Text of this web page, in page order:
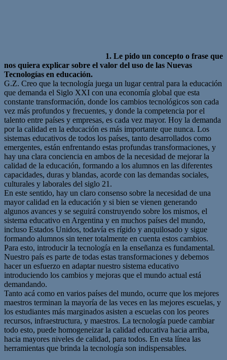
1. Le pido un concepto o frase que
nos quiera explicar sobre el valor del uso de las Nuevas
Tecnologías en educación.
G.Z. Creo que la tecnología juega un lugar central para la educación
que demanda el Siglo XXI con una economía global que esta
constante transformación, donde los cambios tecnológicos son cada
vez más profundos y frecuentes, y donde la competencia por el
talento entre países y empresas, es cada vez mayor. Hoy la demanda
por la calidad en la educación es más importante que nunca. Los
sistemas educativos de todos los países, tanto desarrollados como
emergentes, están enfrentando estas profundas transformaciones, y
hay una clara conciencia en ambos de la necesidad de mejorar la
calidad de la educación, formando a los alumnos en las diferentes
capacidades, duras y blandas, acorde con las demandas sociales,
culturales y laborales del siglo 21.
En este sentido, hay un claro consenso sobre la necesidad de una
mayor calidad en la educación y si bien se vienen generando
algunos avances y se seguirá construyendo sobre los mismos, el
sistema educativo en Argentina y en muchos países del mundo,
incluso Estados Unidos, todavía es rígido y anquilosado y sigue
formando alumnos sin tener totalmente en cuenta estos cambios.
Para esto, introducir la tecnología en la enseñanza es fundamental.
Nuestro país es parte de todas estas transformaciones y debemos
hacer un esfuerzo en adaptar nuestro sistema educativo
introduciendo los cambios y mejoras que el mundo actual está
demandando.
Tanto acá como en varios países del mundo, ocurre que los mejores
maestros terminan la mayoría de las veces en las mejores escuelas, y
los estudiantes más marginados asisten a escuelas con los peores
recursos, infraestructura, y maestros. La tecnología puede cambiar
todo esto, puede homogeneizar la calidad educativa hacia arriba,
hacia mayores niveles de calidad, para todos. En esta línea las
herramientas que brinda la tecnología son indispensables.